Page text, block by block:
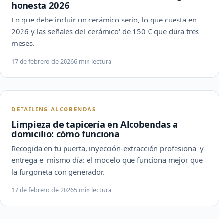
honesta 2026
Lo que debe incluir un cerámico serio, lo que cuesta en
2026 y las señales del 'cerámico' de 150 € que dura tres
meses.
17 de febrero de 20266 min lectura
DETAILING ALCOBENDAS
Limpieza de tapicería en Alcobendas a
domicilio: cómo funciona
Recogida en tu puerta, inyección-extracción profesional y
entrega el mismo día: el modelo que funciona mejor que
la furgoneta con generador.
17 de febrero de 20265 min lectura